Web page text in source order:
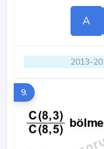
A
2013-
9.